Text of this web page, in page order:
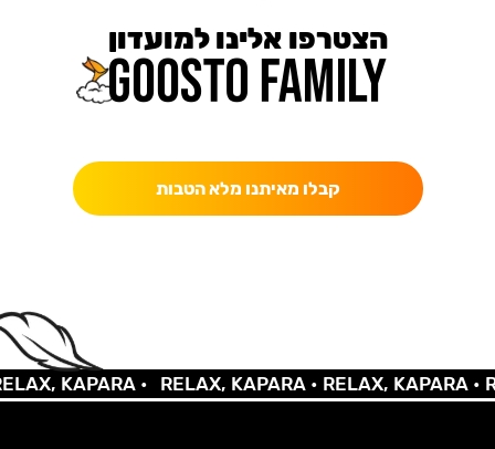
הצטרפו אלינו למועדון
קבלו מאיתנו מלא הטבות
KAPARA • RELAX, KAPARA •RELAX, KAPARA •